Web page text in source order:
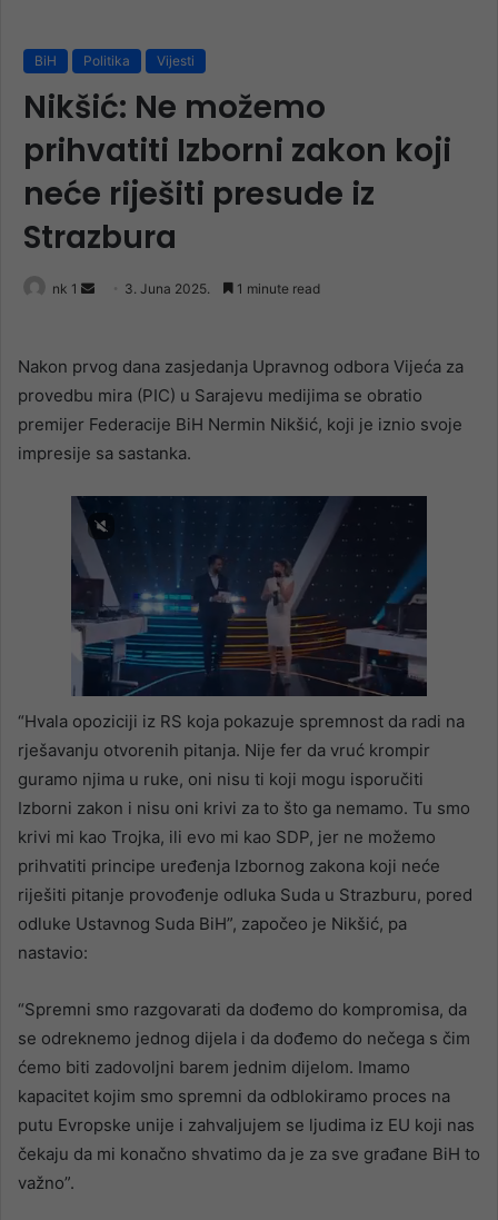
BiH Politika Vijesti
Nikšić: Ne možemo
prihvatiti Izborni zakon koji
neće riješiti presude iz
Strazbura
nk 1
Send 3. Juna 2025. 1 minute read
Nakon prvog dana zasjedanja Upravnog odbora Vijeća za
provedbu mira (PIC) u Sarajevu medijima se obratio
premijer Federacije BiH Nermin Nikšić, koji je iznio svoje
impresije sa sastanka.
“Hvala opoziciji iz RS koja pokazuje spremnost da radi na
rješavanju otvorenih pitanja. Nije fer da vruć krompir
guramo njima u ruke, oni nisu ti koji mogu isporučiti
Izborni zakon i nisu oni krivi za to što ga nemamo. Tu smo
krivi mi kao Trojka, ili evo mi kao SDP, jer ne možemo
prihvatiti principe uređenja Izbornog zakona koji neće
riješiti pitanje provođenje odluka Suda u Strazburu, pored
odluke Ustavnog Suda BiH”, započeo je Nikšić, pa
nastavio:
“Spremni smo razgovarati da dođemo do kompromisa, da
se odreknemo jednog dijela i da dođemo do nečega s čim
ćemo biti zadovoljni barem jednim dijelom. Imamo
kapacitet kojim smo spremni da odblokiramo proces na
putu Evropske unije i zahvaljujem se ljudima iz EU koji nas
čekaju da mi konačno shvatimo da je za sve građane BiH to
važno”.